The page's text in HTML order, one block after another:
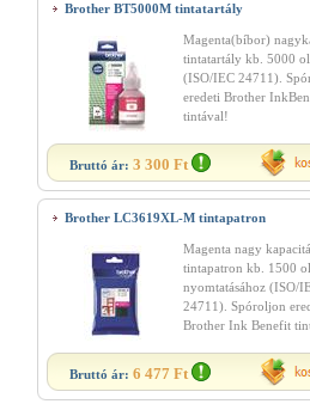
Brother BT5000M tintatartály
Magenta(bíbor)
tintatartály kb. 5000
(ISO/IEC 24711).
eredeti Brother
tintával!
Bruttó ár: 3 300 Ft
Brother LC3619XL-M tintapatron
Magenta nagy
tintapatron kb. 1500
nyomtatásához (ISO/
24711). Spóroljon
Brother Ink Benefit
Bruttó ár: 6 477 Ft